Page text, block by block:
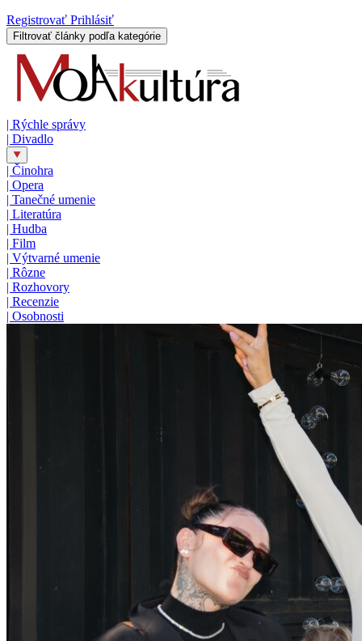
Registrovať Prihlásiť
Filtrovať články podľa kategórie
| Rýchle správy
| Divadlo
| Činohra
| Opera
| Tanečné umenie
| Literatúra
| Hudba
| Film
| Výtvarné umenie
| Rôzne
| Rozhovory
| Recenzie
| Osobnosti